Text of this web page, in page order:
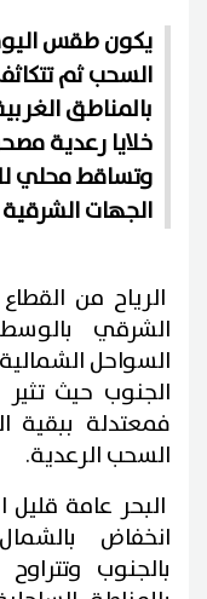
السحب ثم
بالمناطق
خلايا رعدية
وتساقط محلي
الجهات الشرقية
الرياح من
الشرقي
السواحل
الجنوب حيث تثير
فمعتدلة ببقية
السحب الرعدية.
البحر عامة
انخفاض